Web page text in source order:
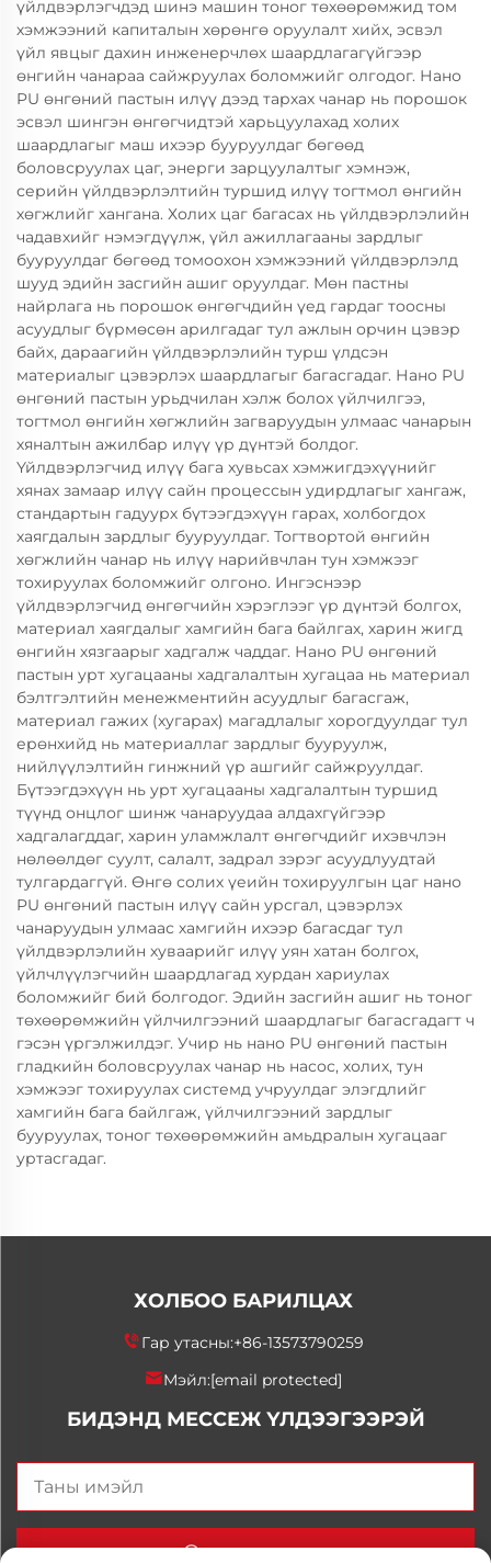
үйлдвэрлэгчдэд шинэ машин тоног төхөөрөмжид том
хэмжээний капиталын хөрөнгө оруулалт хийх, эсвэл
үйл явцыг дахин инженерчлөх шаардлагагүйгээр
өнгийн чанараа сайжруулах боломжийг олгодог. Нано
PU өнгөний пастын илүү дээд тархах чанар нь порошок
эсвэл шингэн өнгөгчидтэй харьцуулахад холих
шаардлагыг маш ихээр бууруулдаг бөгөөд
боловсруулах цаг, энерги зарцуулалтыг хэмнэж,
серийн үйлдвэрлэлтийн туршид илүү тогтмол өнгийн
хөгжлийг хангана. Холих цаг багасах нь үйлдвэрлэлийн
чадавхийг нэмэгдүүлж, үйл ажиллагааны зардлыг
бууруулдаг бөгөөд томоохон хэмжээний үйлдвэрлэлд
шууд эдийн засгийн ашиг оруулдаг. Мөн пастны
найрлага нь порошок өнгөгчдийн үед гардаг тоосны
асуудлыг бүрмөсөн арилгадаг тул ажлын орчин цэвэр
байх, дараагийн үйлдвэрлэлийн турш үлдсэн
материалыг цэвэрлэх шаардлагыг багасгадаг. Нано PU
өнгөний пастын урьдчилан хэлж болох үйлчилгээ,
тогтмол өнгийн хөгжлийн загваруудын улмаас чанарын
хяналтын ажилбар илүү үр дүнтэй болдог.
Үйлдвэрлэгчид илүү бага хувьсах хэмжигдэхүүнийг
хянах замаар илүү сайн процессын удирдлагыг хангаж,
стандартын гадуурх бүтээгдэхүүн гарах, холбогдох
хаягдалын зардлыг бууруулдаг. Тогтвортой өнгийн
хөгжлийн чанар нь илүү нарийвчлан тун хэмжээг
тохируулах боломжийг олгоно. Ингэснээр
үйлдвэрлэгчид өнгөгчийн хэрэглээг үр дүнтэй болгох,
материал хаягдалыг хамгийн бага байлгах, харин жигд
өнгийн хязгаарыг хадгалж чаддаг. Нано PU өнгөний
пастын урт хугацааны хадгалалтын хугацаа нь материал
бэлтгэлтийн менежментийн асуудлыг багасгаж,
материал гажих (хугарах) магадлалыг хорогдуулдаг тул
ерөнхийд нь материаллаг зардлыг бууруулж,
нийлүүлэлтийн гинжний үр ашгийг сайжруулдаг.
Бүтээгдэхүүн нь урт хугацааны хадгалалтын туршид
түүнд онцлог шинж чанаруудаа алдахгүйгээр
хадгалагддаг, харин уламжлалт өнгөгчдийг ихэвчлэн
нөлөөлдөг суулт, салалт, задрал зэрэг асуудлуудтай
тулгардаггүй. Өнгө солих үеийн тохируулгын цаг нано
PU өнгөний пастын илүү сайн урсгал, цэвэрлэх
чанаруудын улмаас хамгийн ихээр багасдаг тул
үйлдвэрлэлийн хуваарийг илүү уян хатан болгох,
үйлчлүүлэгчийн шаардлагад хурдан хариулах
боломжийг бий болгодог. Эдийн засгийн ашиг нь тоног
төхөөрөмжийн үйлчилгээний шаардлагыг багасгадагт ч
гэсэн үргэлжилдэг. Учир нь нано PU өнгөний пастын
гладкийн боловсруулах чанар нь насос, холих, тун
хэмжээг тохируулах системд учруулдаг элэгдлийг
хамгийн бага байлгаж, үйлчилгээний зардлыг
бууруулах, тоног төхөөрөмжийн амьдралын хугацааг
уртасгадаг.
ХОЛБОО БАРИЛЦАХ
Гар утасны:+86-13573790259
Мэйл:[email protected]
БИДЭНД МЕССЕЖ ҮЛДЭЭГЭЭРЭЙ
Одоо илгээх